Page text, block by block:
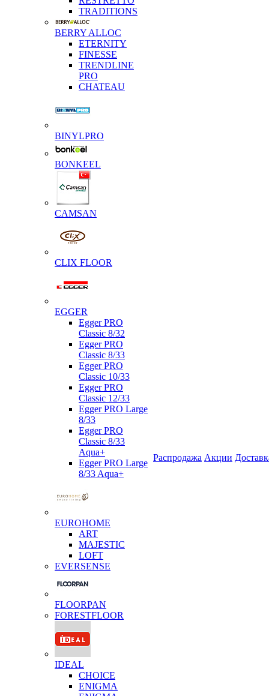
TRADITIONS
BERRY ALLOC
ETERNITY
FINESSE
TRENDLINE
PRO
CHATEAU
BINYLPRO
BONKEEL
CAMSAN
CLIX FLOOR
EGGER
Egger PRO
Classic 8/32
Egger PRO
Classic 8/33
Egger PRO
Classic 10/33
Egger PRO
Classic 12/33
Egger PRO Large
8/33
Egger PRO
Classic 8/33
Aqua+
Egger PRO Large
8/33 Aqua+
EUROHOME
ART
MAJESTIC
LOFT
EVERSENSE
FLOORPAN
FORESTFLOOR
IDEAL
CHOICE
ENIGMA
Распродажа Акции